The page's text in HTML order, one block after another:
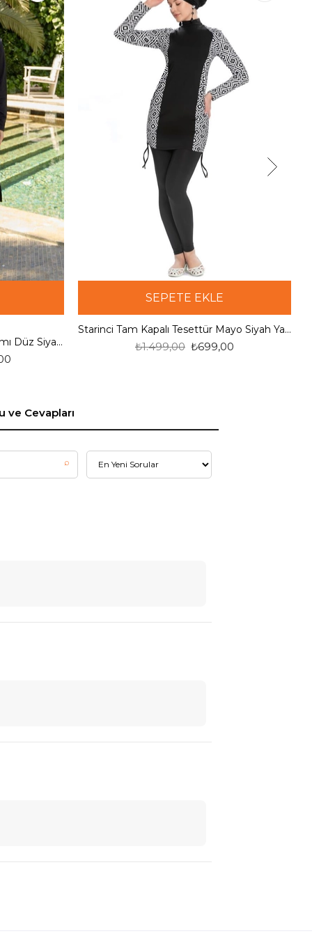
Tam Kapalı Tesettür Mayo Takımı Düz Siyah Hakim Yaka
SEPETE EKLE
Starinci Tam Kapalı Tesettür Mayo Siyah Yan Detaylar Kare Desenli
₺699,00
₺1.499,00
ve Cevapları
⌕